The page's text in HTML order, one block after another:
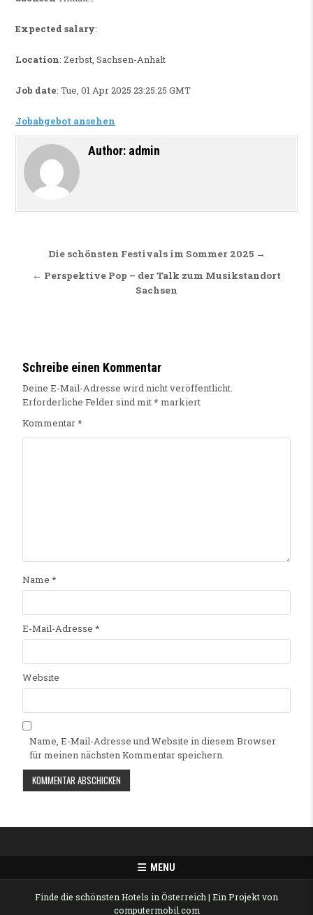
Expected salary:
Location: Zerbst, Sachsen-Anhalt
Job date: Tue, 01 Apr 2025 23:25:25 GMT
Jobabgebot ansehen
Author: admin
Beitragsnavigation
Die schönsten Festivals im Sommer 2025 →
← Perspektive Pop – der Talk zum Musikstandort
Sachsen
Schreibe einen Kommentar
Deine E-Mail-Adresse wird nicht veröffentlicht.
Erforderliche Felder sind mit* markiert
Kommentar*
Name *
E-Mail-Adresse *
Website
Name, E-Mail-Adresse und Website in diesem Browser
für meinen nächsten Kommentar speichern.
MENU
Finde die schönsten Hotels in Österreich | Ein Projekt von
computermobil.com